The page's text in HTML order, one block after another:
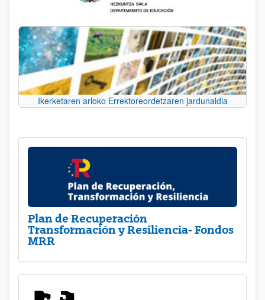
Ikerketaren arloko Errektoreordetzaren jardunaldia
Plan de Recuperación
Transformación y Resiliencia- Fondos
MRR